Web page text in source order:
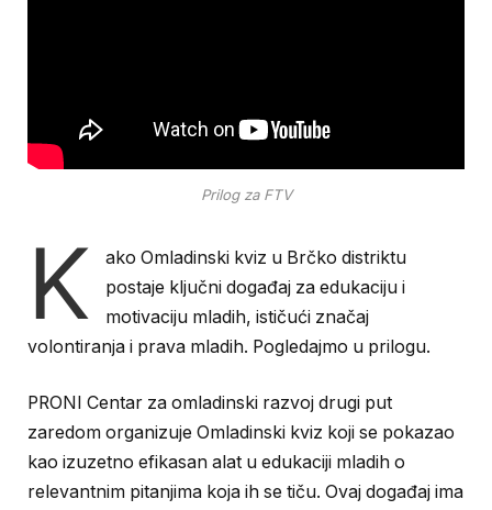
Prilog za FTV
K
ako Omladinski kviz u Brčko distriktu
postaje ključni događaj za edukaciju i
motivaciju mladih, ističući značaj
volontiranja i prava mladih. Pogledajmo u prilogu.
PRONI Centar za omladinski razvoj drugi put
zaredom organizuje Omladinski kviz koji se pokazao
kao izuzetno efikasan alat u edukaciji mladih o
relevantnim pitanjima koja ih se tiču. Ovaj događaj ima